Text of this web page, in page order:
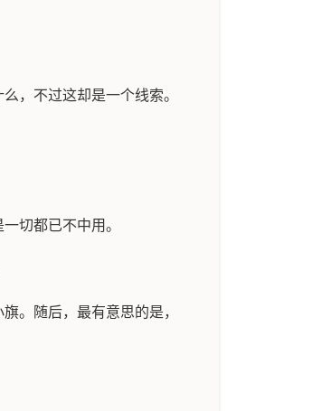
，不过这却是一个线索。
切都已不中用。
。随后，最有意思的是，